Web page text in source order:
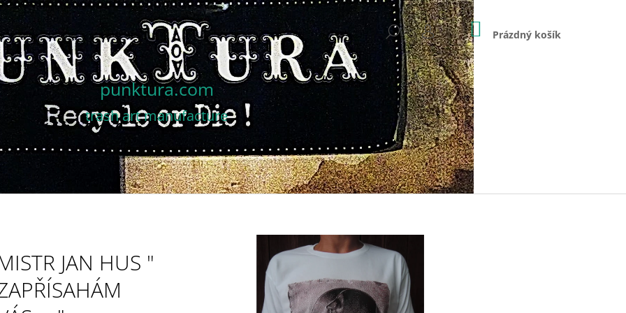
HLEDAT
PŘIHLÁŠENÍ
NÁKUPNÍ
KOŠÍK
Prázdný košík
punktura.com
trash art manufacture
JAN HUS "
CO POTŘEBUJETE NAJÍT?
HLEDAT
DOPORUČUJEME